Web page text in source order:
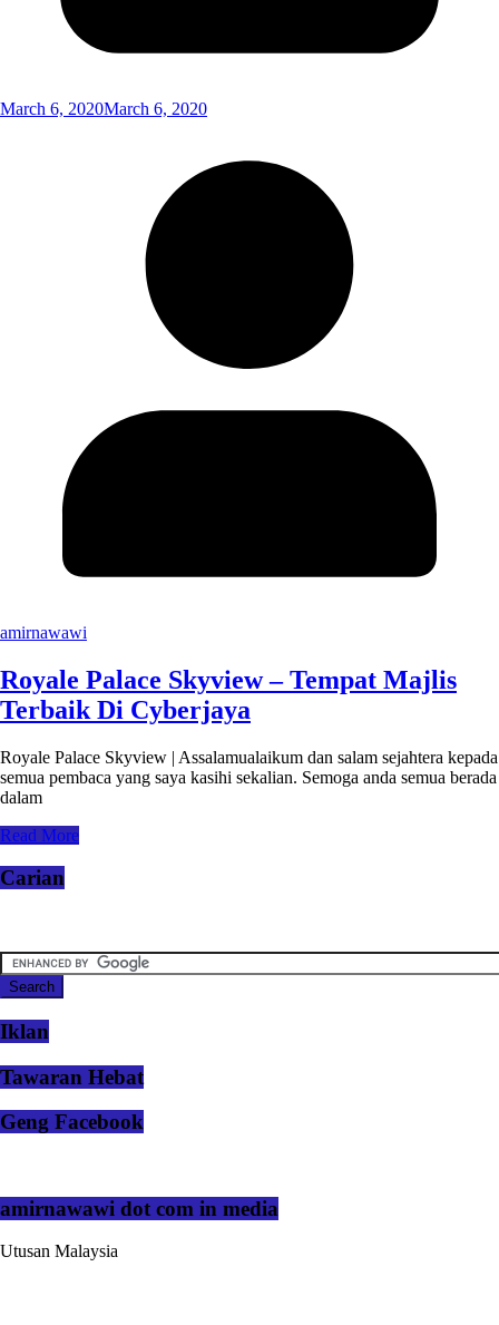
March 6, 2020March 6, 2020
amirnawawi
Royale Palace Skyview – Tempat Majlis
Terbaik Di Cyberjaya
Royale Palace Skyview | Assalamualaikum dan salam sejahtera kepada
semua pembaca yang saya kasihi sekalian. Semoga anda semua berada
dalam
Read More
Carian
Iklan
Tawaran Hebat
Geng Facebook
amirnawawi dot com in media
Utusan Malaysia